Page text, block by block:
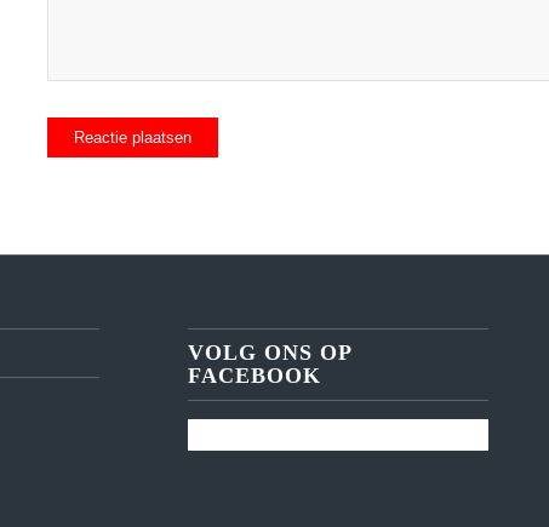
VOLG ONS OP
FACEBOOK